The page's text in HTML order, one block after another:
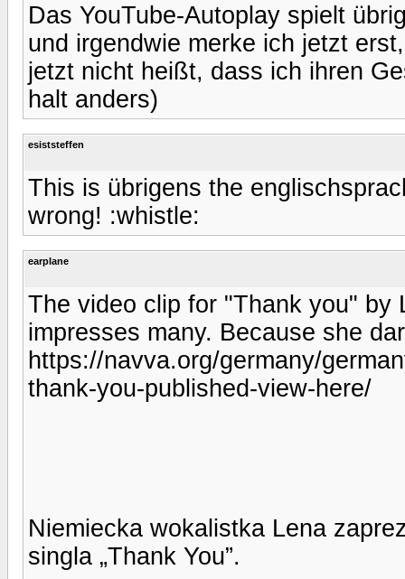
Das YouTube-Autoplay spielt
und irgendwie merke ich jetzt
jetzt nicht heißt, dass ich ihren
halt anders)
esiststeffen
This is übrigens the
wrong! :whistle:
earplane
The video clip for "Thank you" by
impresses many. Because she
https://navva.org/germany/
thank-you-published-view-here/
Niemiecka wokalistka Lena
singla „Thank You”.